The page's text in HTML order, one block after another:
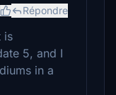
Répondre
is
5, and I
in a